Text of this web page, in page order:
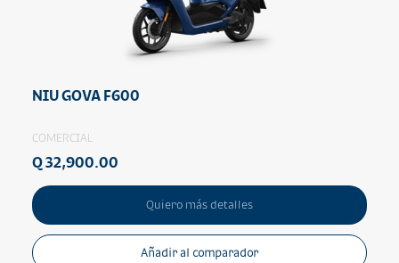
NIU GOVA F600
COMERCIAL
Q 32,900.00
Quiero más detalles
Añadir al comparador